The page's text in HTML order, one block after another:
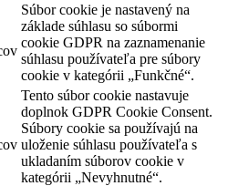
Súbor cookie je nastavený na
základe súhlasu so súbormi
cookie GDPR na zaznamenanie
súhlasu používateľa pre súbory
cookie v kategórii „Funkčné“.
Tento súbor cookie nastavuje
doplnok GDPR Cookie Consent.
Súbory cookie sa používajú na
uloženie súhlasu používateľa s
ukladaním súborov cookie v
kategórii „Nevyhnutné“.